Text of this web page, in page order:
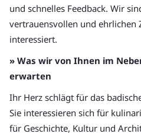
und schnelles Feedback. Wir
vertrauensvollen und ehrlichen
interessiert.
» Was wir von Ihnen im
erwarten
Ihr Herz schlägt für das
Sie interessieren sich für
für Geschichte, Kultur und